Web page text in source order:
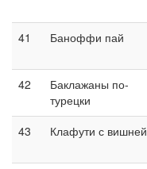
41 Баноффи пай
42
Баклажаны по-
турецки
43
Клафути с вишней